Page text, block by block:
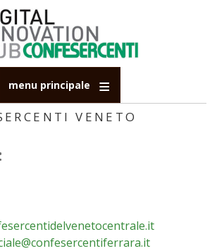
menu principale
VENETO